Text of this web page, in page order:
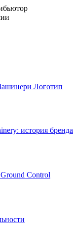
история бренда
Control